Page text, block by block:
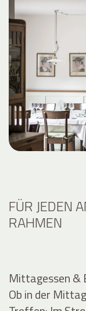
FÜR JEDEN
RAHMEN
Mittagessen &
Ob in der